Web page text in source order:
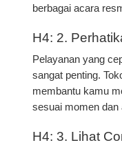
berbagai acara
H4: 2.
Pelayanan yang
sangat penting.
membantu kamu
sesuai momen dan
H4: 3. Lihat